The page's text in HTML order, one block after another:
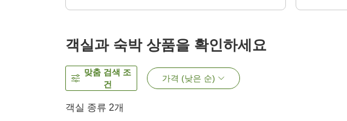
객실과 숙박 상품을 확인하세요
맞춤 검색 조
건
가격 (낮은 순)
객실 종류 2개